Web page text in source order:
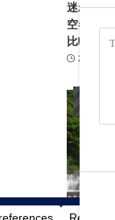
迷わず旅
空券・高
比較
2026-05-